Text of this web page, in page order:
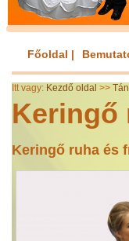
Főoldal |
Itt vagy: Kezdő oldal >>
Keringő
Keringő ruha és